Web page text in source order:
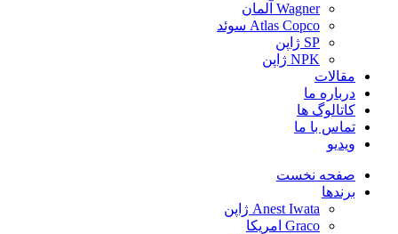
Wagner آلمان
Atlas Copco سوئد
SP ژاپن
NPK ژاپن
مقالات
درباره ما
کاتالوگ ها
تماس با ما
ویدیو
صفحه نخست
برندها
Anest Iwata ژاپن
Graco امریکا